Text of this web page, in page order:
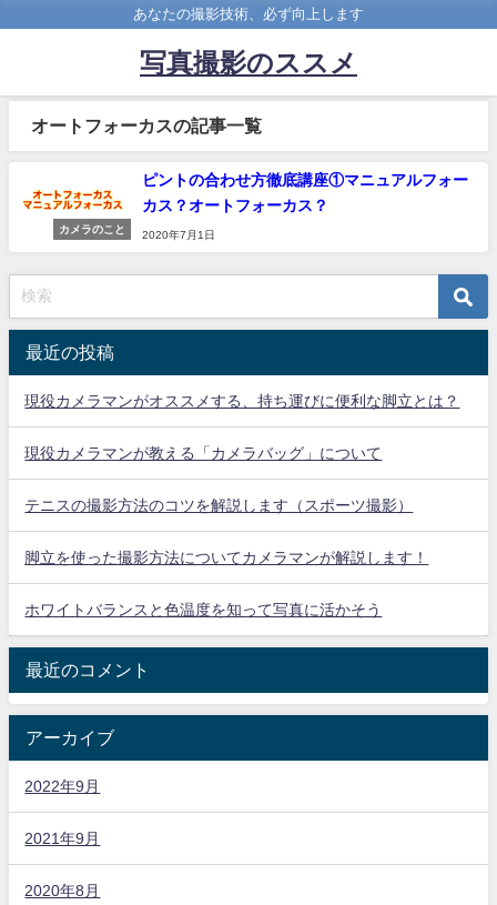
あなたの撮影技術、必ず向上します
写真撮影のススメ
オートフォーカスの記事一覧
カメラのこと
ピントの合わせ方徹底講座①マニュアルフォー
カス？オートフォーカス？
2020年7月1日
最近の投稿
現役カメラマンがオススメする、持ち運びに便利な脚立とは？
現役カメラマンが教える「カメラバッグ」について
テニスの撮影方法のコツを解説します（スポーツ撮影）
脚立を使った撮影方法についてカメラマンが解説します！
ホワイトバランスと色温度を知って写真に活かそう
最近のコメント
アーカイブ
2022年9月
2021年9月
2020年8月